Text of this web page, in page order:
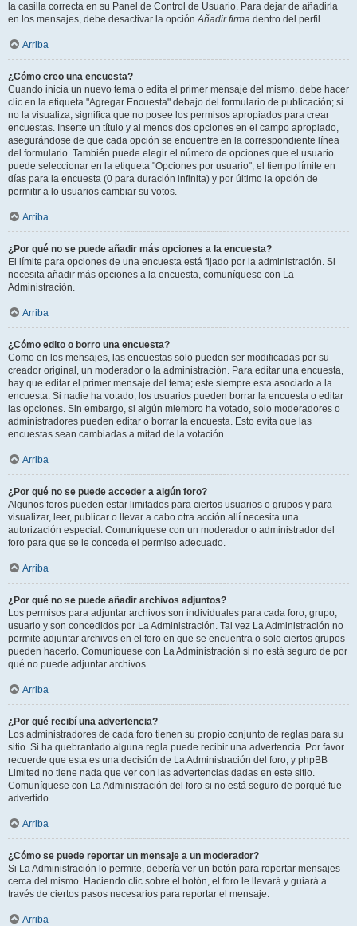
la casilla correcta en su Panel de Control de Usuario. Para dejar de añadirla
en los mensajes, debe desactivar la opciónAñadir firma dentro del perfil.
Arriba
¿Cómo creo una encuesta?
Cuando inicia un nuevo tema o edita el primer mensaje del mismo, debe hacer
clic en la etiqueta "Agregar Encuesta" debajo del formulario de publicación; si
no la visualiza, significa que no posee los permisos apropiados para crear
encuestas. Inserte un título y al menos dos opciones en el campo apropiado,
asegurándose de que cada opción se encuentre en la correspondiente línea
del formulario. También puede elegir el número de opciones que el usuario
puede seleccionar en la etiqueta "Opciones por usuario", el tiempo límite en
días para la encuesta (0 para duración infinita) y por último la opción de
permitir a lo usuarios cambiar su votos.
Arriba
¿Por qué no se puede añadir más opciones a la encuesta?
El límite para opciones de una encuesta está fijado por la administración. Si
necesita añadir más opciones a la encuesta, comuníquese con La
Administración.
Arriba
¿Cómo edito o borro una encuesta?
Como en los mensajes, las encuestas solo pueden ser modificadas por su
creador original, un moderador o la administración. Para editar una encuesta,
hay que editar el primer mensaje del tema; este siempre esta asociado a la
encuesta. Si nadie ha votado, los usuarios pueden borrar la encuesta o editar
las opciones. Sin embargo, si algún miembro ha votado, solo moderadores o
administradores pueden editar o borrar la encuesta. Esto evita que las
encuestas sean cambiadas a mitad de la votación.
Arriba
¿Por qué no se puede acceder a algún foro?
Algunos foros pueden estar limitados para ciertos usuarios o grupos y para
visualizar, leer, publicar o llevar a cabo otra acción allí necesita una
autorización especial. Comuníquese con un moderador o administrador del
foro para que se le conceda el permiso adecuado.
Arriba
¿Por qué no se puede añadir archivos adjuntos?
Los permisos para adjuntar archivos son individuales para cada foro, grupo,
usuario y son concedidos por La Administración. Tal vez La Administración no
permite adjuntar archivos en el foro en que se encuentra o solo ciertos grupos
pueden hacerlo. Comuníquese con La Administración si no está seguro de por
qué no puede adjuntar archivos.
Arriba
¿Por qué recibí una advertencia?
Los administradores de cada foro tienen su propio conjunto de reglas para su
sitio. Si ha quebrantado alguna regla puede recibir una advertencia. Por favor
recuerde que esta es una decisión de La Administración del foro, y phpBB
Limited no tiene nada que ver con las advertencias dadas en este sitio.
Comuníquese con La Administración del foro si no está seguro de porqué fue
advertido.
Arriba
¿Cómo se puede reportar un mensaje a un moderador?
Si La Administración lo permite, debería ver un botón para reportar mensajes
cerca del mismo. Haciendo clic sobre el botón, el foro le llevará y guiará a
través de ciertos pasos necesarios para reportar el mensaje.
Arriba